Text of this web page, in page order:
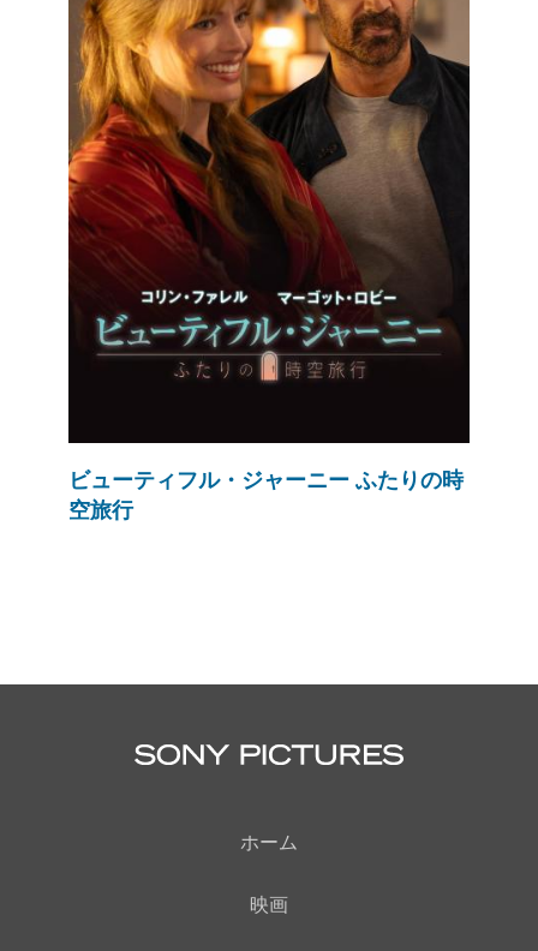
ビューティフル・ジャーニー ふたりの時
空旅行
ホーム
映画